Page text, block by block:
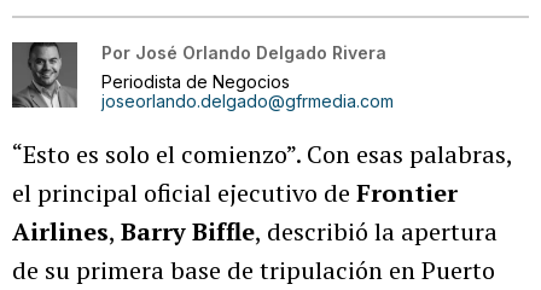
Por José Orlando Delgado Rivera
Periodista de Negocios
joseorlando.delgado@gfrmedia.com
“Esto es solo el comienzo”. Con esas palabras,
el principal oficial ejecutivo de Frontier
Airlines, Barry Biffle, describió la apertura
de su primera base de tripulación en Puerto